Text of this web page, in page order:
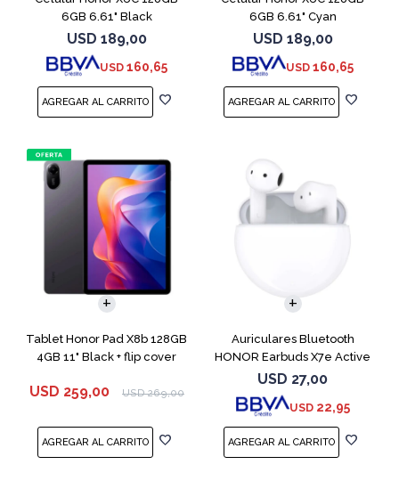
6GB 6.61" Black
USD 189,00
USD 160,65
6GB 6.61" Cyan
USD 189,00
USD 160,65
Tablet Honor Pad X8b 128GB
4GB 11" Black + flip cover
USD 259,00 USD 269,00
Auriculares Bluetooth
HONOR Earbuds X7e Active
TWS White
USD 27,00
USD 22,95